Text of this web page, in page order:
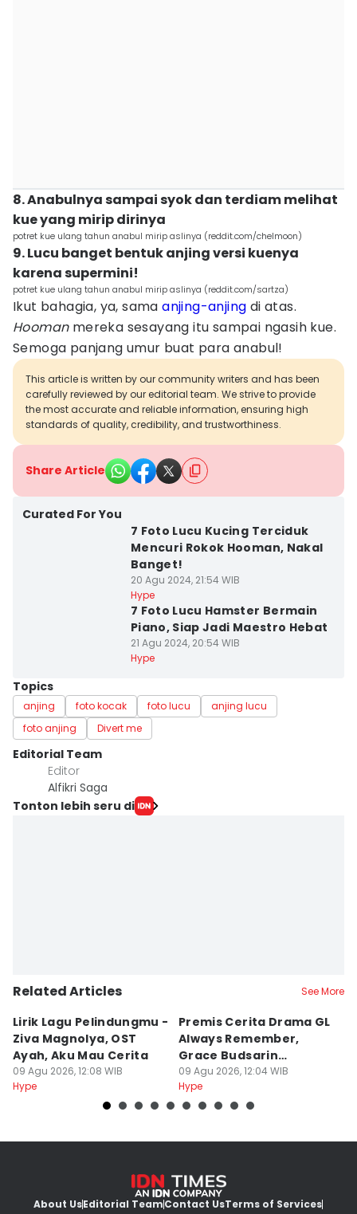
8. Anabulnya sampai syok dan terdiam melihat
kue yang mirip dirinya
potret kue ulang tahun anabul mirip aslinya (reddit.com/chelmoon)
9. Lucu banget bentuk anjing versi kuenya
karena supermini!
potret kue ulang tahun anabul mirip aslinya (reddit.com/sartza)
Ikut bahagia, ya, samaanjing-anjing di atas.
Hoomanmereka sesayang itu sampai ngasih kue.
Semoga panjang umur buat para anabul!
This article is written by our community writers and has been
carefully reviewed by our editorial team. We strive to provide
the most accurate and reliable information, ensuring high
standards of quality, credibility, and trustworthiness.
Share Article
Curated For You
7 Foto Lucu Kucing Terciduk
Mencuri Rokok Hooman, Nakal
Banget!
20 Agu 2024, 21:54 WIB
Hype
7 Foto Lucu Hamster Bermain
Piano, Siap Jadi Maestro Hebat
21 Agu 2024, 20:54 WIB
Hype
Topics
anjing foto kocak foto lucu
anjing lucu
foto anjing
Divert me
Editorial Team
Editor
Alfikri Saga
Tonton lebih seru di
Related Articles See More
Lirik Lagu Pelindungmu -
Ziva Magnolya, OST
Ayah, Aku Mau Cerita
09 Agu 2026, 12:08 WIB
Hype
Premis Cerita Drama GL
Always Remember,
Grace Budsarin
Comeback
09 Agu 2026, 12:04 WIB
Hype
About UsEditorial TeamContact UsTerms of Services